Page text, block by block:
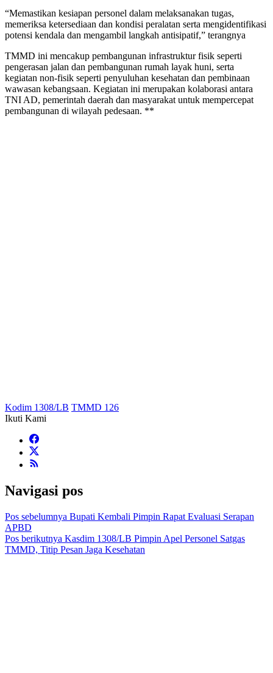
“Memastikan kesiapan personel dalam melaksanakan tugas,
memeriksa ketersediaan dan kondisi peralatan serta mengidentifikasi
potensi kendala dan mengambil langkah antisipatif,” terangnya
TMMD ini mencakup pembangunan infrastruktur fisik seperti
pengerasan jalan dan pembangunan rumah layak huni, serta
kegiatan non-fisik seperti penyuluhan kesehatan dan pembinaan
wawasan kebangsaan. Kegiatan ini merupakan kolaborasi antara
TNI AD, pemerintah daerah dan masyarakat untuk mempercepat
pembangunan di wilayah pedesaan. **
Kodim 1308/LB TMMD 126
Ikuti Kami
Navigasi pos
Pos sebelumnya Bupati Kembali Pimpin Rapat Evaluasi Serapan
APBD
Pos berikutnya Kasdim 1308/LB Pimpin Apel Personel Satgas
TMMD, Titip Pesan Jaga Kesehatan